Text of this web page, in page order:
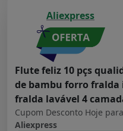
Aliexpress
Flute feliz 10 pçs
de bambu forro fralda
fralda lavável 4
Cupom Desconto Hoje para
Aliexpress